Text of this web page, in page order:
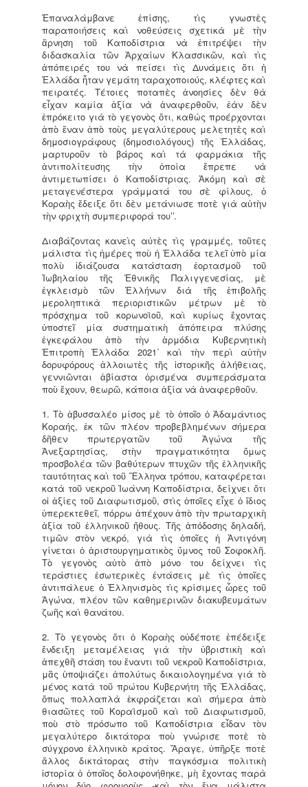
Ἐπαναλάμβανε ἐπίσης, τὶς γνωστὲς
παραποιήσεις καὶ νοθεύσεις σχετικὰ μὲ τὴν
ἄρνηση τοῦ Καποδίστρια νὰ ἐπιτρέψει τὴν
διδασκαλία τῶν Ἀρχαίων Κλασσικῶν, καὶ τὶς
ἀπόπειρές του νὰ πείσει τὶς Δυνάμεις ὅτι ἡ
Ἑλλάδα ἦταν γεμάτη ταραχοποιούς, κλέφτες καὶ
πειρατές. Τέτοιες ποταπὲς ἀνοησίες δὲν θὰ
εἶχαν καμία ἀξία νὰ ἀναφερθοῦν, ἐὰν δὲν
ἐπρόκειτο γιὰ τὸ γεγονὸς ὅτι, καθὼς προέρχονται
ἀπὸ ἕναν ἀπὸ τοὺς μεγαλύτερους μελετητὲς καὶ
δημοσιογράφους (δημοσιολόγους) τῆς Ἑλλάδας,
μαρτυροῦν τὸ βάρος καὶ τὰ φαρμάκια τῆς
ἀντιπολίτευσης τὴν ὁποία ἔπρεπε νὰ
ἀντιμετωπίσει ὁ Καποδίστριας. Ἀκόμη καὶ σὲ
μεταγενέστερα γράμματά του σὲ φίλους, ὁ
Κοραὴς ἔδειξε ὅτι δὲν μετάνιωσε ποτὲ γιὰ αὐτὴν
τὴν φριχτὴ συμπεριφορά του’’.
Διαβάζοντας κανεὶς αὐτὲς τὶς γραμμές, τοῦτες
μάλιστα τὶς ἡμέρες ποὺ ἡ Ἑλλάδα τελεῖ ὑπὸ μία
πολὺ ἰδιάζουσα κατάσταση ἑορτασμοῦ τοῦ
Ἰωβηλαίου τῆς Ἐθνικῆς Παλιγγενεσίας, μὲ
ἐγκλεισμὸ τῶν Ἑλλήνων διὰ τῆς ἐπιβολῆς
μεροληπτικὰ περιοριστικῶν μέτρων μὲ τὸ
πρόσχημα τοῦ κορωνοϊοῦ, καὶ κυρίως ἔχοντας
ὑποστεῖ μία συστηματικὴ ἀπόπειρα πλύσης
ἐγκεφάλου ἀπὸ τὴν ἁρμόδια Κυβερνητικὴ
Ἐπιτροπὴ Ἑλλάδα 2021΄ καὶ τὴν περὶ αὐτὴν
δορυφόρους ἀλλοιωτὲς τῆς ἱστορικῆς ἀλήθειας,
γεννιῶνται ἀβίαστα ὁρισμένα συμπεράσματα
ποὺ ἔχουν, θεωρῶ, κάποια ἀξία νὰ ἀναφερθοῦν.
1. Τὸ ἀβυσσαλέο μίσος μὲ τὸ ὁποῖο ὁ Ἀδαμάντιος
Κοραής, ἐκ τῶν πλέον προβεβλημένων σήμερα
δῆθεν πρωτεργατῶν τοῦ Ἀγώνα τῆς
Ἀνεξαρτησίας, στὴν πραγματικότητα ὅμως
προσβολέα τῶν βαθύτερων πτυχῶν τῆς ἑλληνικῆς
ταυτότητας καὶ τοῦ Ἕλληνα τρόπου, καταφέρεται
κατὰ τοῦ νεκροῦ Ἰωάννη Καποδίστρια, δείχνει ὅτι
οἱ ἀξίες τοῦ Διαφωτισμοῦ, στὶς ὁποῖες εἶχε ὁ ἴδιος
ὑπερεκτεθεῖ, πόρρω ἀπέχουν ἀπὸ τὴν πρωταρχικὴ
ἀξία τοῦ ἑλληνικοῦ ἤθους. Τῆς ἀπόδοσης δηλαδή,
τιμῶν στὸν νεκρό, γιὰ τὶς ὁποῖες ἡ Ἀντιγόνη
γίνεται ὁ ἀριστουργηματικὸς ὕμνος τοῦ Σοφοκλῆ.
Τὸ γεγονὸς αὐτὸ ἀπὸ μόνο του δείχνει τὶς
τεράστιες ἐσωτερικὲς ἐντάσεις μὲ τὶς ὁποῖες
ἀντιπάλευε ὁ Ἑλληνισμὸς τὶς κρίσιμες ὧρες τοῦ
Ἀγώνα, πλέον τῶν καθημερινῶν διακυβευμάτων
ζωῆς καὶ θανάτου.
2. Τὸ γεγονὸς ὅτι ὁ Κοραὴς οὐδέποτε ἐπέδειξε
ἔνδειξη μεταμέλειας γιὰ τὴν ὑβριστικὴ καὶ
ἀπεχθῆ στάση του ἔναντι τοῦ νεκροῦ Καποδίστρια,
μᾶς ὑποψιάζει ἀπολύτως δικαιολογημένα γιὰ τὸ
μένος κατὰ τοῦ πρώτου Κυβερνήτη τῆς Ἑλλάδας,
ὅπως πολλαπλὰ ἐκφράζεται καὶ σήμερα ἀπὸ
θιασῶτες τοῦ Κοραϊσμοῦ καὶ τοῦ Διαφωτισμοῦ,
ποὺ στὸ πρόσωπο τοῦ Καποδίστρια εἶδαν τὸν
μεγαλύτερο δικτάτορα ποὺ γνώρισε ποτὲ τὸ
σύγχρονο ἑλληνικὸ κράτος. Ἄραγε, ὑπῆρξε ποτὲ
ἄλλος δικτάτορας στὴν παγκόσμια πολιτικὴ
ἱστορία ὁ ὁποῖος δολοφονήθηκε, μὴ ἔχοντας παρὰ